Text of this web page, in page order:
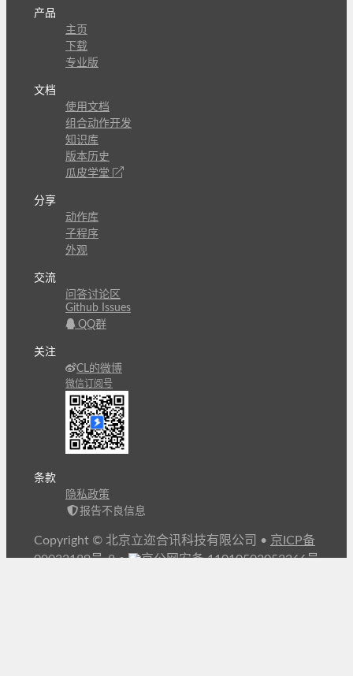
产品
主页
下载
专业版
文档
使用文档
组合动作开发
知识库
版本历史
瓜皮学堂
分享
动作库
子程序
外观
交流
问答讨论区
Github Issues
QQ群
关注
CL的微博
微信订阅号
条款
隐私政策
报告不良信息
Copyright © 北京立迩合讯科技有限公司 • 京ICP备
09022189号-8• 京公网安备 11010502053266号